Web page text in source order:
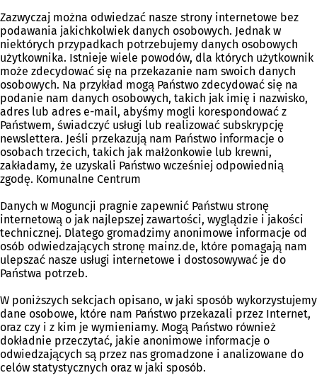
Zazwyczaj można odwiedzać nasze strony internetowe bez
podawania jakichkolwiek danych osobowych. Jednak w
niektórych przypadkach potrzebujemy danych osobowych
użytkownika. Istnieje wiele powodów, dla których użytkownik
może zdecydować się na przekazanie nam swoich danych
osobowych. Na przykład mogą Państwo zdecydować się na
podanie nam danych osobowych, takich jak imię i nazwisko,
adres lub adres e-mail, abyśmy mogli korespondować z
Państwem, świadczyć usługi lub realizować subskrypcję
newslettera. Jeśli przekazują nam Państwo informacje o
osobach trzecich, takich jak małżonkowie lub krewni,
zakładamy, że uzyskali Państwo wcześniej odpowiednią
zgodę. Komunalne Centrum
Danych w Moguncji pragnie zapewnić Państwu stronę
internetową o jak najlepszej zawartości, wyglądzie i jakości
technicznej. Dlatego gromadzimy anonimowe informacje od
osób odwiedzających stronę mainz.de, które pomagają nam
ulepszać nasze usługi internetowe i dostosowywać je do
Państwa potrzeb.
W poniższych sekcjach opisano, w jaki sposób wykorzystujemy
dane osobowe, które nam Państwo przekazali przez Internet,
oraz czy i z kim je wymieniamy. Mogą Państwo również
dokładnie przeczytać, jakie anonimowe informacje o
odwiedzających są przez nas gromadzone i analizowane do
celów statystycznych oraz w jaki sposób.